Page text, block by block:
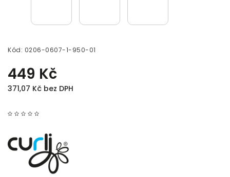
Kód: 0206-0607-1-950-01
449 Kč
371,07 Kč bez DPH